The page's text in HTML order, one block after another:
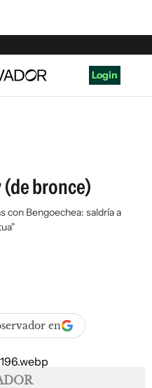
Login
bronce)
con Bengoechea: saldría a
en